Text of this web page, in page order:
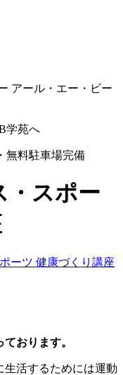
アール・エー・ビー
学苑へ
無料駐車場完備
ーツ 健康づくり講座
おります。
生活するためには運動